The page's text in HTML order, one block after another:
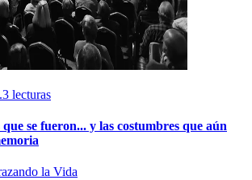
3 lecturas
se fueron... y las costumbres que aún
la Vida